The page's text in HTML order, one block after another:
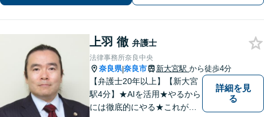
上羽 徹 弁護士
法律事務所奈良中央
奈良県|奈良市 新大宮駅 から徒歩4分
【弁護士20年以上】【新大宮
駅4分】★AIを活用★やるから
には徹底的にやる★これが私
詳細を見
る